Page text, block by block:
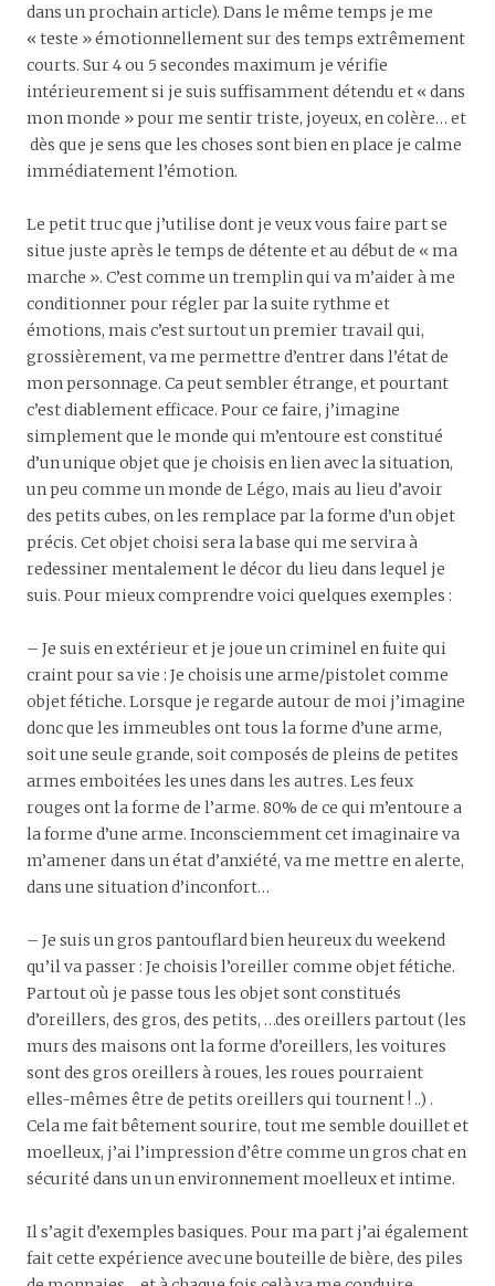
dans un prochain article). Dans le même temps je me
« teste » émotionnellement sur des temps extrêmement
courts. Sur 4 ou 5 secondes maximum je vérifie
intérieurement si je suis suffisamment détendu et « dans
mon monde » pour me sentir triste, joyeux, en colère… et
dès que je sens que les choses sont bien en place je calme
immédiatement l’émotion.
Le petit truc que j’utilise dont je veux vous faire part se
situe juste après le temps de détente et au début de « ma
marche ». C’est comme un tremplin qui va m’aider à me
conditionner pour régler par la suite rythme et
émotions, mais c’est surtout un premier travail qui,
grossièrement, va me permettre d’entrer dans l’état de
mon personnage. Ca peut sembler étrange, et pourtant
c’est diablement efficace. Pour ce faire, j’imagine
simplement que le monde qui m’entoure est constitué
d’un unique objet que je choisis en lien avec la situation,
un peu comme un monde de Légo, mais au lieu d’avoir
des petits cubes, on les remplace par la forme d’un objet
précis. Cet objet choisi sera la base qui me servira à
redessiner mentalement le décor du lieu dans lequel je
suis. Pour mieux comprendre voici quelques exemples :
– Je suis en extérieur et je joue un criminel en fuite qui
craint pour sa vie : Je choisis une arme/pistolet comme
objet fétiche. Lorsque je regarde autour de moi j’imagine
donc que les immeubles ont tous la forme d’une arme,
soit une seule grande, soit composés de pleins de petites
armes emboitées les unes dans les autres. Les feux
rouges ont la forme de l’arme. 80% de ce qui m’entoure a
la forme d’une arme. Inconsciemment cet imaginaire va
m’amener dans un état d’anxiété, va me mettre en alerte,
dans une situation d’inconfort…
– Je suis un gros pantouflard bien heureux du weekend
qu’il va passer : Je choisis l’oreiller comme objet fétiche.
Partout où je passe tous les objet sont constitués
d’oreillers, des gros, des petits, …des oreillers partout (les
murs des maisons ont la forme d’oreillers, les voitures
sont des gros oreillers à roues, les roues pourraient
elles-mêmes être de petits oreillers qui tournent ! ..) .
Cela me fait bêtement sourire, tout me semble douillet et
moelleux, j’ai l’impression d’être comme un gros chat en
sécurité dans un un environnement moelleux et intime.
Il s’agit d’exemples basiques. Pour ma part j’ai également
fait cette expérience avec une bouteille de bière, des piles